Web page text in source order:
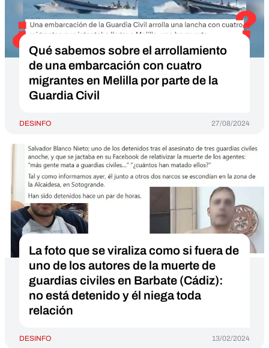
Qué sabemos sobre el arrollamiento
de una embarcación con cuatro
migrantes en Melilla por parte de la
Guardia Civil
DESINFO 27/08/2024
La foto que se viraliza como si fuera de
uno de los autores de la muerte de
guardias civiles en Barbate (Cádiz):
no está detenido y él niega toda
relación
DESINFO 13/02/2024